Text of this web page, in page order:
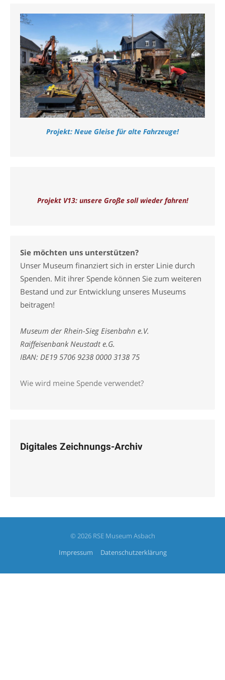
Projekt: Neue Gleise für alte Fahrzeuge!
Projekt V13: unsere Große soll wieder fahren!
Sie möchten uns unterstützen?
Unser Museum finanziert sich in erster Linie durch
Spenden. Mit ihrer Spende können Sie zum weiteren
Bestand und zur Entwicklung unseres Museums
beitragen!
Museum der Rhein-Sieg Eisenbahn e.V.
Raiffeisenbank Neustadt e.G.
IBAN: DE19 5706 9238 0000 3138 75
Wie wird meine Spende verwendet?
Digitales Zeichnungs-Archiv
© 2026 RSE Museum Asbach
Impressum
Datenschutzerklärung